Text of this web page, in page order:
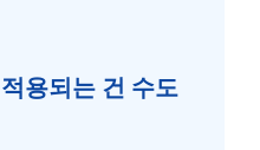
용되는 건 수도